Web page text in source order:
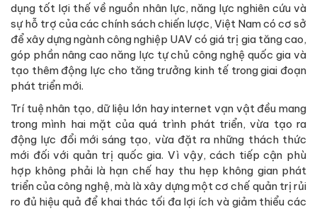
dụng tốt lợi thế về nguồn nhân lực, năng lực nghiên cứu và
sự hỗ trợ của các chính sách chiến lược, Việt Nam có cơ sở
để xây dựng ngành công nghiệp UAV có giá trị gia tăng cao,
góp phần nâng cao năng lực tự chủ công nghệ quốc gia và
tạo thêm động lực cho tăng trưởng kinh tế trong giai đoạn
phát triển mới.
Trí tuệ nhân tạo, dữ liệu lớn hay internet vạn vật đều mang
trong mình hai mặt của quá trình phát triển, vừa tạo ra
động lực đổi mới sáng tạo, vừa đặt ra những thách thức
mới đối với quản trị quốc gia. Vì vậy, cách tiếp cận phù
hợp không phải là hạn chế hay thu hẹp không gian phát
triển của công nghệ, mà là xây dựng một cơ chế quản trị rủi
ro đủ hiệu quả để khai thác tối đa lợi ích và giảm thiểu các